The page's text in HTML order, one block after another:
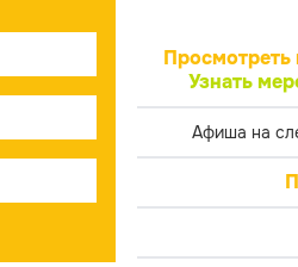
Просмотреть
Узнать
Афиша на